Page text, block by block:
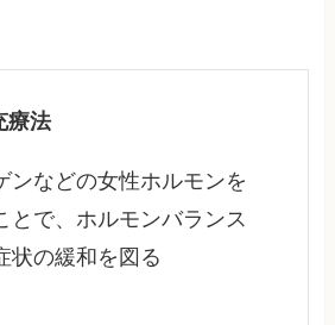
療法
ンなどの女性ホルモンを
とで、ホルモンバランス
状の緩和を図る